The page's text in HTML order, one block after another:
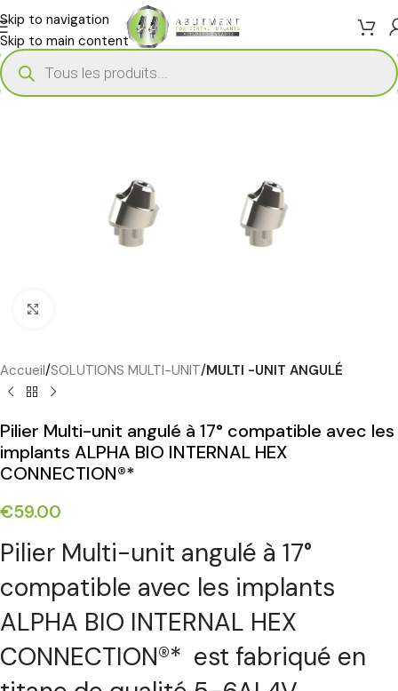
Skip to navigation
Skip to main content
Accueil SOLUTIONS MULTI-UNIT MULTI -UNIT ANGULÉ
Pilier Multi-unit angulé à 17° compatible avec les
implants ALPHA BIO INTERNAL HEX
CONNECTION®*
€59.00
Pilier Multi-unit angulé à 17°
compatible avec les implants
ALPHA BIO INTERNAL HEX
CONNECTION®* est fabriqué en